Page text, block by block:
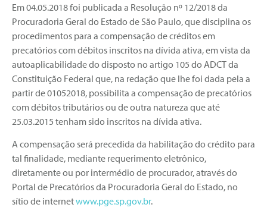
Em 04.05.2018 foi publicada a Resolução nº 12/2018 da
Procuradoria Geral do Estado de São Paulo, que disciplina os
procedimentos para a compensação de créditos em
precatórios com débitos inscritos na dívida ativa, em vista da
autoaplicabilidade do disposto no artigo 105 do ADCT da
Constituição Federal que, na redação que lhe foi dada pela a
partir de 01052018, possibilita a compensação de precatórios
com débitos tributários ou de outra natureza que até
25.03.2015 tenham sido inscritos na dívida ativa.
A compensação será precedida da habilitação do crédito para
tal finalidade, mediante requerimento eletrônico,
diretamente ou por intermédio de procurador, através do
Portal de Precatórios da Procuradoria Geral do Estado, no
sítio de internetwww.pge.sp.gov.br.